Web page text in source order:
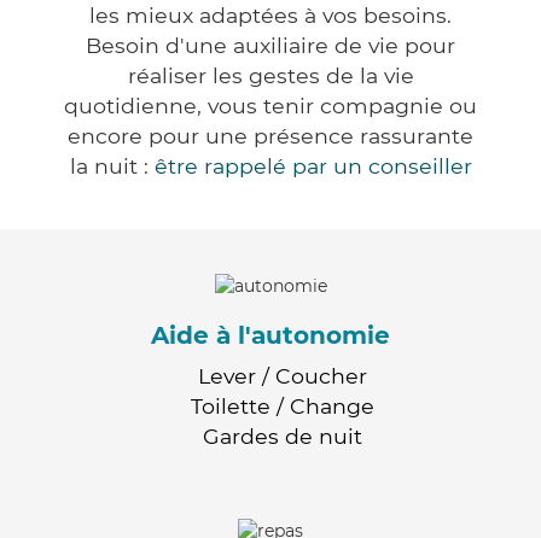
les mieux adaptées à vos besoins.
Besoin d'une auxiliaire de vie pour
réaliser les gestes de la vie
quotidienne, vous tenir compagnie ou
encore pour une présence rassurante
la nuit : être rappelé par un conseiller
Aide à l'autonomie
Lever / Coucher
Toilette / Change
Gardes de nuit